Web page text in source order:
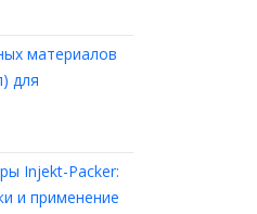
материалов
для
Injekt-Packer:
и применение